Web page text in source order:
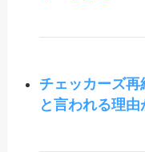
チェッカーズ
と言われる理由